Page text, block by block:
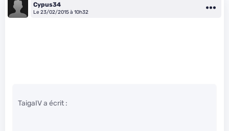
Cypus34
Le 23/02/2015 à 10h32
TaigaIV a écrit :